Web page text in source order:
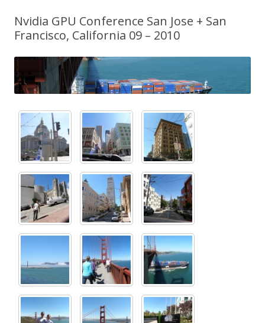
Nvidia GPU Conference San Jose + San
Francisco, California 09 – 2010